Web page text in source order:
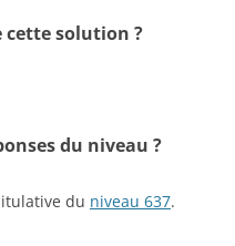
cette solution ?
du niveau ?
du niveau 637.